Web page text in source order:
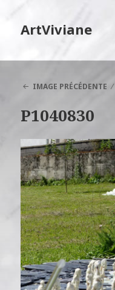
ArtViviane
IMAGE PRÉCÉDENTE
P1040830